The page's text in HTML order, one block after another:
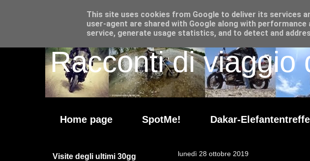
Racconti di viaggio
Home page SpotMe! Dakar-
lunedì 28 ottobre 2019
Visite degli ultimi 30gg
This site uses cookies from Google to deliver its services
user-agent are shared with Google along with
service, generate usage statistics, and to detect and